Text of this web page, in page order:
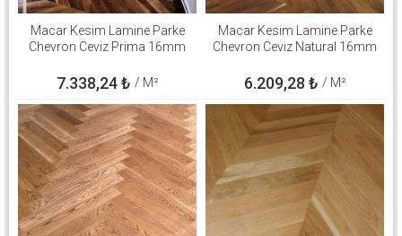
Macar Kesim Lamine Parke
Chevron Ceviz Prima 16mm
7.338,24₺ / M²
Macar Kesim Lamine Parke
Chevron Ceviz Natural 16mm
6.209,28 ₺ / M²